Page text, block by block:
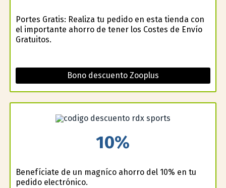
Portes Gratis: Realiza tu pedido en esta tienda con
el importante ahorro de tener los Costes de Envío
Gratuitos.
Bono descuento Zooplus
10%
Benefíciate de un magnífico ahorro del 10% en tu
pedido electrónico.